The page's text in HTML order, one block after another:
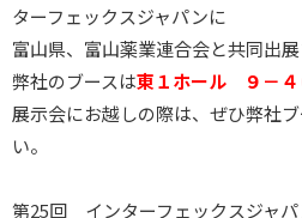
ターフェックスジャパンに
富山県、富山薬業連合会と共同出
弊社のブースは東１ホール ９－４
展示会にお越しの際は、ぜひ弊社
い。
第25回 インターフェックスジャ